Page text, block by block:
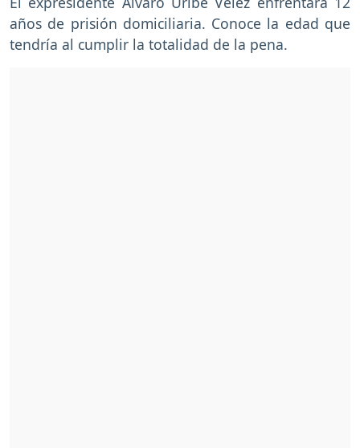
años de prisión domiciliaria. Conoce la edad que
tendría al cumplir la totalidad de la pena.